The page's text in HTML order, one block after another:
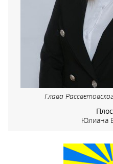
Глава
Юлиана